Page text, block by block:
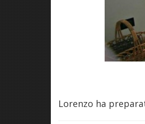
Lorenzo ha